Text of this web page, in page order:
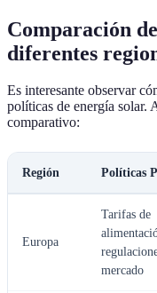
Comparación
diferentes
Es interesante observar
políticas de energía solar.
comparativo:
Región Políticas
Europa
Tarifas de
mercado